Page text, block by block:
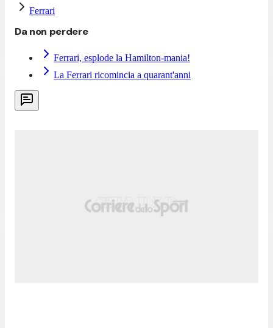
Ferrari
Da non perdere
Ferrari, esplode la Hamilton-mania!
La Ferrari ricomincia a quarant'anni